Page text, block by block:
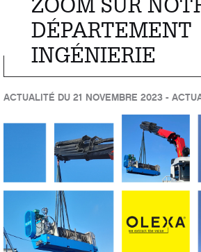
DÉPARTEMENT
INGÉNIERIE
ACTUALITÉ DU 21 NOVEMBRE 2023 -